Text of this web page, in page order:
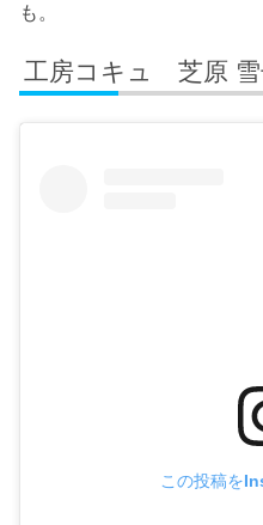
も。
工房コキュ 芝原 雪
この投稿を